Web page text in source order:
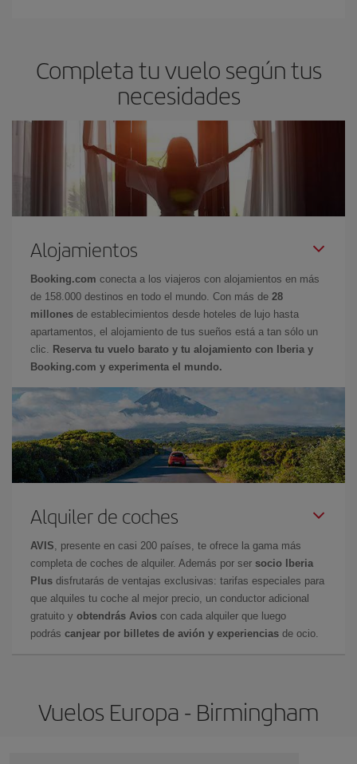
Completa tu vuelo según tus
necesidades
Alojamientos
Booking.com conecta a los viajeros con alojamientos en más
de 158.000 destinos en todo el mundo. Con más de 28
millones de establecimientos desde hoteles de lujo hasta
apartamentos, el alojamiento de tus sueños está a tan sólo un
clic.
Reserva tu vuelo barato y tu alojamiento con Iberia y
Booking.com y experimenta el mundo.
Alquiler de coches
AVIS , presente en casi 200 países, te ofrece la gama más
completa de coches de alquiler. Además por ser socio Iberia
Plus disfrutarás de ventajas exclusivas: tarifas especiales para
que alquiles tu coche al mejor precio, un conductor adicional
gratuito y obtendrás Avios con cada alquiler que luego
podrás canjear por billetes de avión y experiencias de ocio.
Vuelos Europa - Birmingham